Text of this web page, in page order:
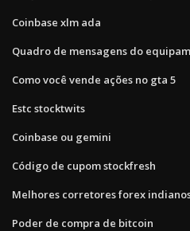
Coinbase xlm ada
Quadro de mensagens do
Como você vende ações no gta 5
Estc stocktwits
Coinbase ou gemini
Código de cupom stockfresh
Melhores corretores forex
Poder de compra de bitcoin